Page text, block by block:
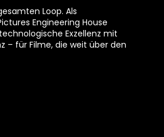
Loop. Als
Engineering House
technologische Exzellenz mit
– für Filme, die weit über den